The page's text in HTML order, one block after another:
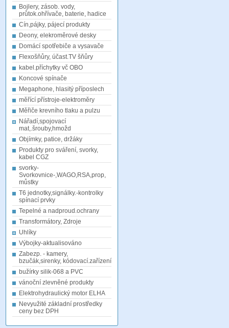
Bojlery, zásob. vody,
průtok.ohřívače, baterie, hadice
Cín,pájky, pájecí produkty
Deony, elekroměrové desky
Domácí spotřebiče a vysavače
Flexošňůry, účast.TV šňůry
kabel.příchytky vč OBO
Koncové spínače
Megaphone, hlasitý příposlech
měřící přístroje-elektroměry
Měřiče krevního tlaku a pulzu
Nářadí,spojovací
mat,.šrouby,hmožd
Objímky, patice, držáky
Produkty pro sváření, svorky,
kabel CGZ
svorky-
Svorkovnice-,WAGO,RSA,prop,
můstky
T6 jednotky,signálky.-kontrolky
spínací prvky
Tepelné a nadproud.ochrany
Transformátory, Zdroje
Uhlíky
Výbojky-aktualisováno
Zabezp. - kamery,
bzučák,sirenky, kódovací.zařízení
bužírky silik-068 a PVC
vánoční zlevněné produkty
Elektrohydraulický motor ELHA
Nevyužité základní prostředky
ceny bez DPH